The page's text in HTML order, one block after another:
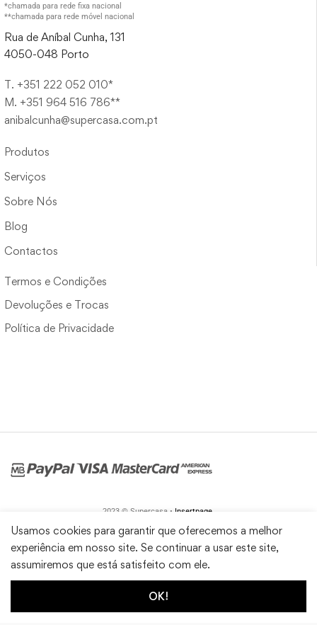
*chamada para rede fixa nacional
**chamada para rede móvel nacional
Rua de Aníbal Cunha, 131
4050-048 Porto
T. +351 222 052 010*
M. +351 964 516 786**
anibalcunha@supercasa.com.pt
Produtos
Serviços
Sobre Nós
Blog
Contactos
Termos e Condições
Devoluções e Trocas
Política de Privacidade
2023 © Supercasa • Insertpage
Usamos cookies para garantir que oferecemos a melhor
experiência em nosso site. Se continuar a usar este site,
assumiremos que está satisfeito com ele.
OK!
1